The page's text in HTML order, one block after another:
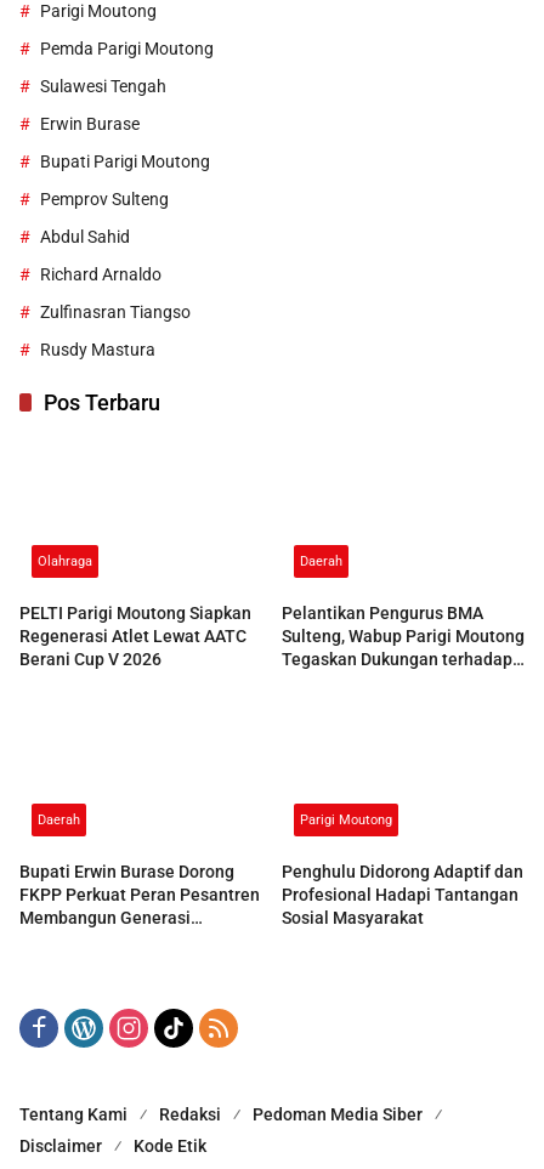
Parigi Moutong
Pemda Parigi Moutong
Sulawesi Tengah
Erwin Burase
Bupati Parigi Moutong
Pemprov Sulteng
Abdul Sahid
Richard Arnaldo
Zulfinasran Tiangso
Rusdy Mastura
Pos Terbaru
Olahraga
PELTI Parigi Moutong Siapkan
Regenerasi Atlet Lewat AATC
Berani Cup V 2026
Daerah
Pelantikan Pengurus BMA
Sulteng, Wabup Parigi Moutong
Tegaskan Dukungan terhadap
Daerah
Bupati Erwin Burase Dorong
FKPP Perkuat Peran Pesantren
Membangun Generasi
Parigi Moutong
Penghulu Didorong Adaptif dan
Profesional Hadapi Tantangan
Sosial Masyarakat
Tentang Kami Redaksi
Pedoman Media Siber
Disclaimer
Kode Etik